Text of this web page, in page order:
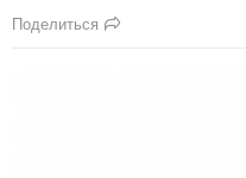
Поделиться